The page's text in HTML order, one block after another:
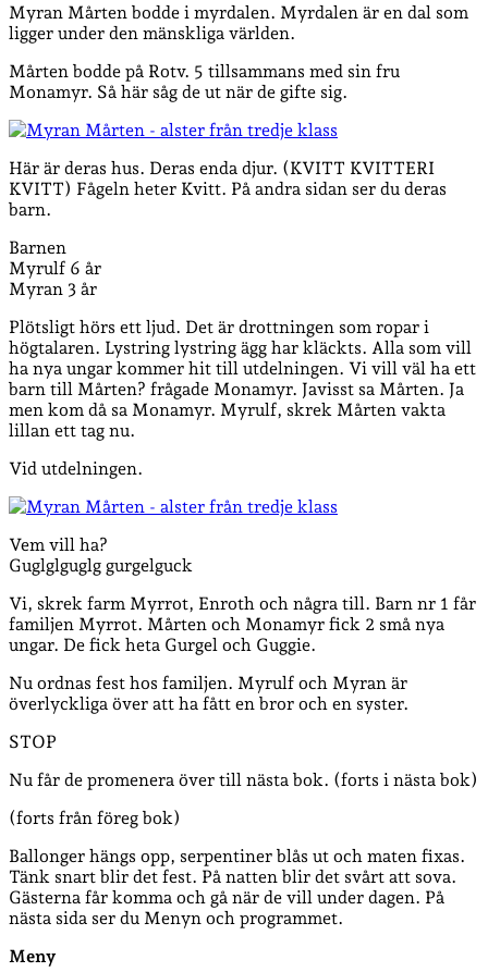
Myran Mårten bodde i myrdalen. Myrdalen är en dal som
ligger under den mänskliga världen.
Mårten bodde på Rotv. 5 tillsammans med sin fru
Monamyr. Så här såg de ut när de gifte sig.
Här är deras hus. Deras enda djur. (KVITT KVITTERI
KVITT) Fågeln heter Kvitt. På andra sidan ser du deras
barn.
Barnen
Myrulf 6 år
Myran 3 år
Plötsligt hörs ett ljud. Det är drottningen som ropar i
högtalaren. Lystring lystring ägg har kläckts. Alla som vill
ha nya ungar kommer hit till utdelningen. Vi vill väl ha ett
barn till Mårten? frågade Monamyr. Javisst sa Mårten. Ja
men kom då sa Monamyr. Myrulf, skrek Mårten vakta
lillan ett tag nu.
Vid utdelningen.
Vem vill ha?
Guglglguglg gurgelguck
Vi, skrek farm Myrrot, Enroth och några till. Barn nr 1 får
familjen Myrrot. Mårten och Monamyr fick 2 små nya
ungar. De fick heta Gurgel och Guggie.
Nu ordnas fest hos familjen. Myrulf och Myran är
överlyckliga över att ha fått en bror och en syster.
STOP
Nu får de promenera över till nästa bok. (forts i nästa bok)
(forts från föreg bok)
Ballonger hängs opp, serpentiner blås ut och maten fixas.
Tänk snart blir det fest. På natten blir det svårt att sova.
Gästerna får komma och gå när de vill under dagen. På
nästa sida ser du Menyn och programmet.
Meny